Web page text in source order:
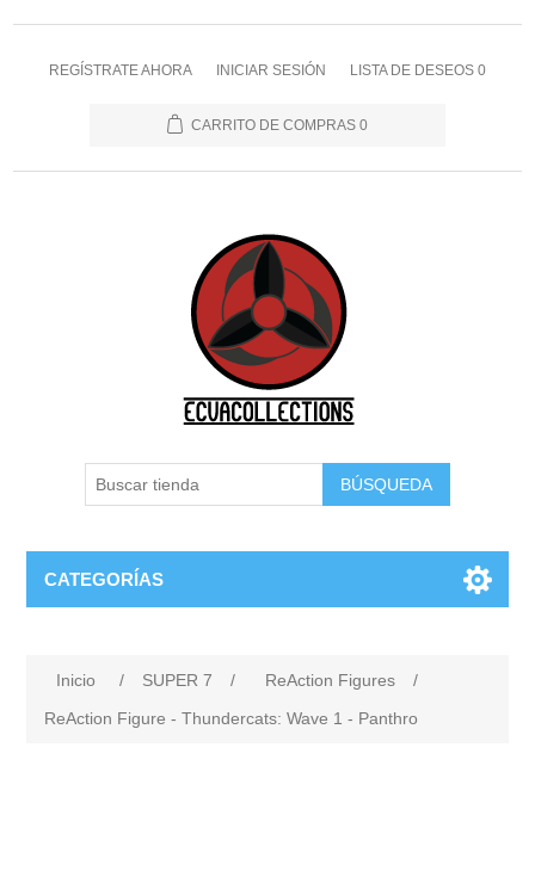
REGÍSTRATE AHORA INICIAR SESIÓN LISTA DE DESEOS 0
CARRITO DE COMPRAS 0
BÚSQUEDA
CATEGORÍAS
Inicio / SUPER 7 / ReAction Figures
/
ReAction Figure - Thundercats: Wave 1 - Panthro